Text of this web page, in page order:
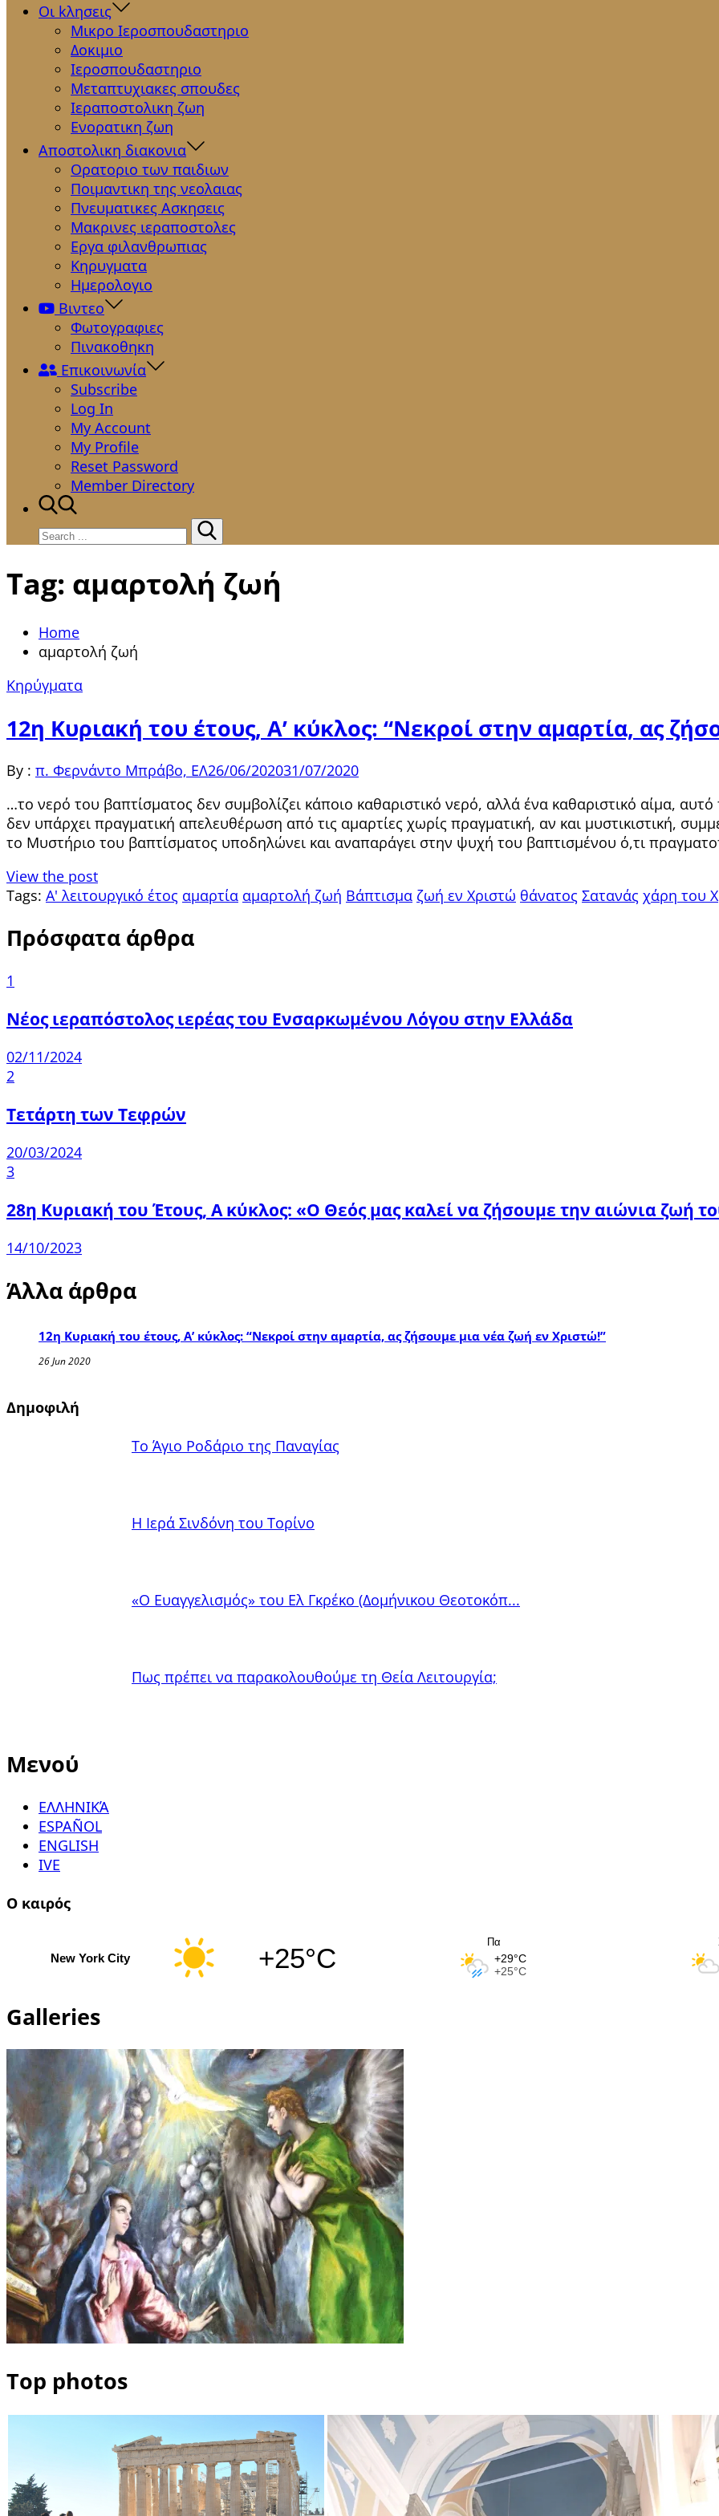
Οι kλησεις
Μικρο Ιεροσπουδαστηριο
Δοκιμιο
Ιεροσπουδαστηριο
Μεταπτυχιακες σπουδες
Ιεραποστολικη ζωη
Ενορατικη ζωη
Αποστολικη διακονια
Ορατοριο των παιδιων
Ποιμαντικη της νεολαιας
Πνευματικες Ασκησεις
Μακρινες ιεραποστολες
Εργα φιλανθρωπιας
Κηρυγματα
Ημερολογιο
Βιντεο
Φωτογραφιες
Πινακοθηκη
Επικοινωνία
Subscribe
Log In
My Account
My Profile
Reset Password
Member Directory
Search
for:
Tag: αμαρτολή ζωή
Home
αμαρτολή ζωή
Κηρύγματα
12η Κυριακή του έτους, Α’ κύκλος: “Νεκροί στην αμαρτία, ας
By : π. Φερνάντο Μπράβο, ΕΛ26/06/202031/07/2020
…το νερό του βαπτίσματος δεν συμβολίζει κάποιο καθαριστικό νερό, αλλά ένα καθαριστικό αίμα,
δεν υπάρχει πραγματική απελευθέρωση από τις αμαρτίες χωρίς πραγματική, αν και μυστικιστική,
το Μυστήριο του βαπτίσματος υποδηλώνει και αναπαράγει στην ψυχή του βαπτισμένου ό,τι
View the post
Tags: Α' λειτουργικό έτος αμαρτία αμαρτολή ζωή Βάπτισμα ζωή εν Χριστώ θάνατος Σατανάς χάρη του
Πρόσφατα άρθρα
1
Νέος ιεραπόστολος ιερέας του Ενσαρκωμένου Λόγου στην Ελλάδα
02/11/2024
2
Τετάρτη των Τεφρών
20/03/2024
3
28η Κυριακή του Έτους, Α κύκλος: «Ο Θεός μας καλεί να ζήσουμε την αιώνια ζωή
14/10/2023
Άλλα άρθρα
12η Κυριακή του έτους, Α’ κύκλος: “Νεκροί στην αμαρτία, ας ζήσουμε μια νέα ζωή εν Χριστώ!”
26 Jun 2020
Δημοφιλή
Το Άγιο Ροδάριο της Παναγίας
Η Ιερά Σινδόνη του Τορίνο
«Ο Ευαγγελισμός» του Ελ Γκρέκο (Δομήνικου Θεοτοκόπ...
Πως πρέπει να παρακολουθούμε τη Θεία Λειτουργία;
Μενού
ΕΛΛΗΝΙΚΆ
ESPAÑOL
ENGLISH
IVE
Ο καιρός
New York City +25°C
Πα
+29°C
+25°C
Galleries
Top photos